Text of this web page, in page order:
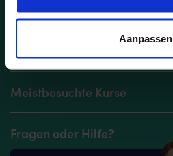
Aanpassen
Webshop-Kategorien
Meistbesuchte Kurse
Fragen oder Hilfe?